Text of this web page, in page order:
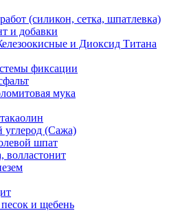
(силикон, сетка, шпатлевка)
и добавки
и Диоксид Титана
фиксации
мука
углерод (Сажа)
шпат
волластонит
и щебень